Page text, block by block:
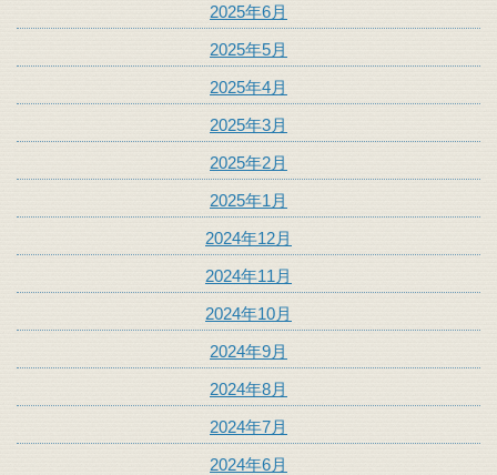
2025年6月
2025年5月
2025年4月
2025年3月
2025年2月
2025年1月
2024年12月
2024年11月
2024年10月
2024年9月
2024年8月
2024年7月
2024年6月